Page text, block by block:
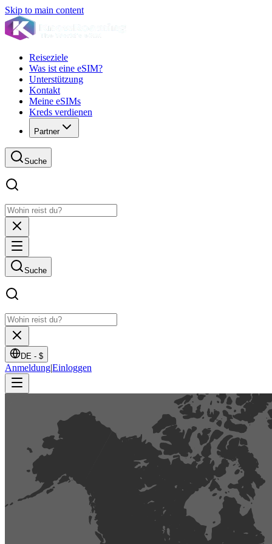
Skip to main content
Reiseziele
Was ist eine eSIM?
Unterstützung
Kontakt
Meine eSIMs
Kreds verdienen
Partner
Suche
Suche
DE - $
Anmeldung|Einloggen